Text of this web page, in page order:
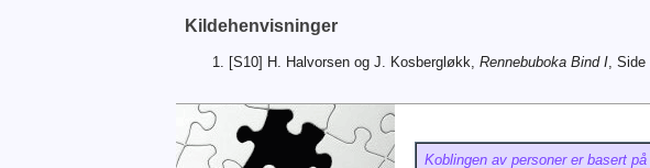
Kildehenvisninger
[S10] H. Halvorsen og J. Kosbergløkk, Rennebuboka Bind I, Side
Koblingen av personer er basert